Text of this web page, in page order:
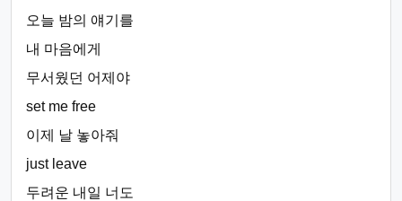
오늘 밤의 얘기를
내 마음에게
무서웠던 어제야
set me free
이제 날 놓아줘
just leave
두려운 내일 너도